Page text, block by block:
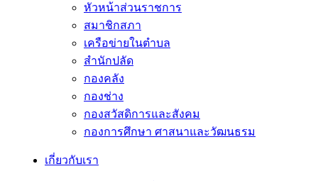
หัวหน้าส่วนราชการ
สมาชิกสภา
เครือข่ายในตำบล
สำนักปลัด
กองคลัง
กองช่าง
กองสวัสดิการและสังคม
กองการศึกษา ศาสนาและวัฒนธรม
เกี่ยวกับเรา